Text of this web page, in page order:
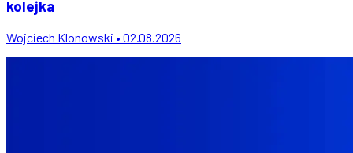
kolejka
Wojciech Klonowski • 02.08.2026